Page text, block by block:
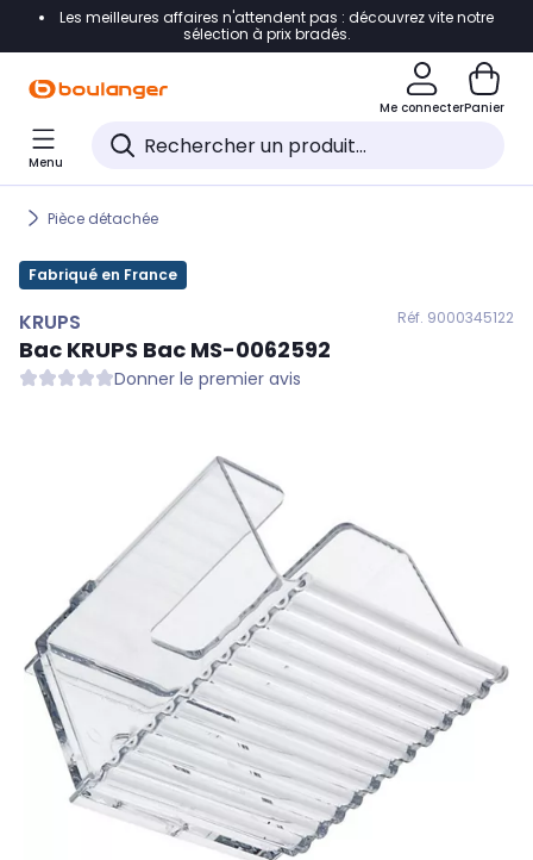
Accéder directement à la navigation
Accéder directement au pied de page
Accéder directement au chatbot
Les meilleures affaires n'attendent pas : découvrez vite notre
sélection à prix bradés.
Me connecterPanier
Menu
Pièce détachée
Fabriqué en France
KRUPS Réf. 9000345122
Bac KRUPS Bac MS-0062592
Donner le premier avis